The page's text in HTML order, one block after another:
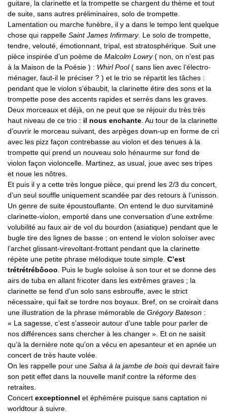
guitare, la clarinette et la trompette se chargent du thème et tout
de suite, sans autres préliminaires, solo de trompette.
Lamentation ou marche funèbre, il y a dans le tempo lent quelque
chose qui rappelle Saint James Infirmary. Le solo de trompette,
tendre, velouté, émotionnant, tripal, est stratosphérique. Suit une
pièce inspirée d’un poème de Malcolm Lowry( non, on n’est pas
à la Maison de la Poésie ) : Whirl Pool( sans lien avec l’électro-
ménager, faut-il le préciser ? ) et le trio se répartit les tâches :
pendant que le violon s’ébaubit, la clarinette étire des sons et la
trompette pose des accents rapides et serrés dans les graves.
Deux morceaux et déjà, on ne peut que se réjouir du très très
haut niveau de ce trio : il nous enchante . Au tour de la clarinette
d’ouvrir le morceau suivant, des arpèges down-up en forme de cri
avec les pizz façon contrebasse au violon et des tenues à la
trompette qui prend un nouveau solo hénaurme sur fond de
violon façon violoncelle. Martinez, as usual, joue avec ses tripes
et noue les nôtres.
Et puis il y a cette très longue pièce, qui prend les 2/3 du concert,
d’un seul souffle uniquement scandée par des retours à l’unisson.
Un genre de suite époustouflante. On entend le duo survitaminé
clarinette-violon, emporté dans une conversation d’une extrême
volubilité au faux air de vol du bourdon (asiatique) pendant que le
bugle tire des lignes de basse ; on entend le violon soloïser avec
l’archet glissant-virevoltant-frottant pendant que la clarinette
répète une petite phrase mélodique toute simple. C’est
trétrétrébôooo . Puis le bugle soloïse à son tour et se donne des
airs de tuba en allant fricoter dans les extrêmes graves ; la
clarinette se fend d’un solo sans esbrouffe, avec le strict
nécessaire, qui fait se tordre nos boyaux. Bref, on se croirait dans
une illustration de la phrase mémorable de Grégory Bateson :
« La sagesse, c’est s’asseoir autour d’une table pour parler de
nos différences sans chercher à les changer ». Et on ne saisit
qu’à la dernière note qu’on a vécu en apesanteur et en apnée un
concert de très haute volée.
On les rappelle pour une Salsa à la jambe de bois qui devrait faire
son petit effet dans la nouvelle manif contre la réforme des
retraites.
Concert exceptionnel et éphémère puisque sans captation ni
worldtour à suivre.